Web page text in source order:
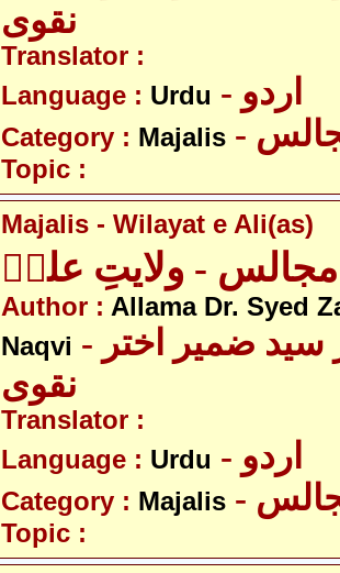
نقوی
Translator :
Language : Urdu - اردو
Category : Majalis
Topic :
Majalis - Wilayat e Ali(as)
مجالس - ولایتِ علیؑ
Author : Allama Dr. Syed
Naqvi - علامہ ڈاکٹر سید ضمیر اختر
نقوی
Translator :
Language : Urdu - اردو
Category : Majalis
Topic :